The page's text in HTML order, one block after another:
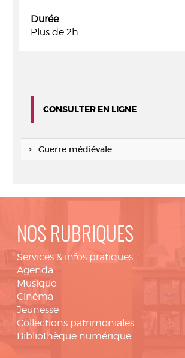
Durée
Plus de 2h.
CONSULTER EN LIGNE
Guerre médiévale
NOS RUBRIQUES
Services & infos pratiques
Agenda
Musique
Cinéma
Jeunesse
Collections patrimoniales
Bibliothèque numérique